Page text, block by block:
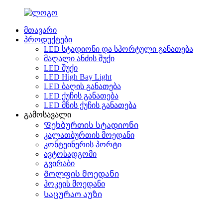
მთავარი
პროდუქტები
LED სტადიონი და სპორტული განათება
მაღალი ანძის შუქი
LED შუქი
LED High Bay Light
LED ბაღის განათება
LED ქუჩის განათება
LED მზის ქუჩის განათება
გამოსავალი
Ფეხბურთის სტადიონი
კალათბურთის მოედანი
კონტეინერის პორტი
ავტოსადგომი
გვირაბი
Გოლფის მოედანი
ჰოკეის მოედანი
Საცურაო აუზი